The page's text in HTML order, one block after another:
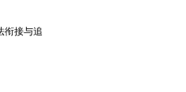
衔接与追